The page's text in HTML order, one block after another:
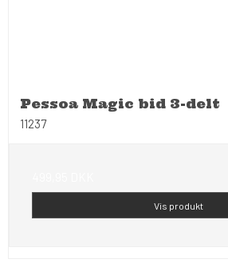
Pessoa Magic bid 3-delt
11237
Vis produkt